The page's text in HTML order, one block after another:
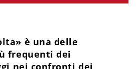
è una delle
frequenti dei
nei confronti dei